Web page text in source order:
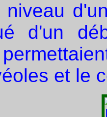
niveau
d'un
et le